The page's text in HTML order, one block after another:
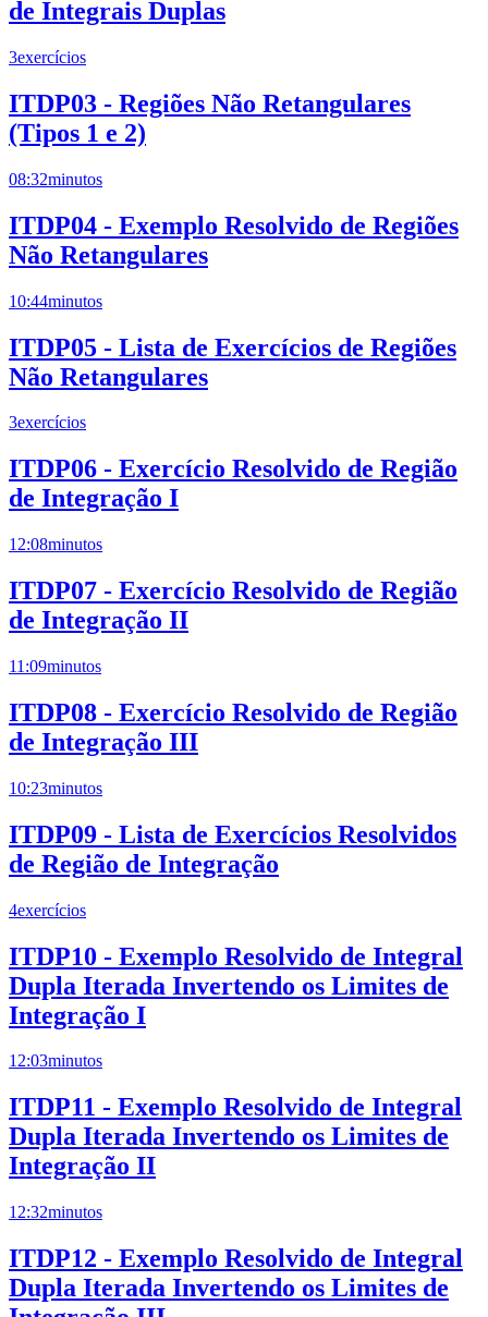
de Integrais Duplas
3exercícios
ITDP03 - Regiões Não Retangulares
(Tipos 1 e 2)
08:32minutos
ITDP04 - Exemplo Resolvido de Regiões
Não Retangulares
10:44minutos
ITDP05 - Lista de Exercícios de Regiões
Não Retangulares
3exercícios
ITDP06 - Exercício Resolvido de Região
de Integração I
12:08minutos
ITDP07 - Exercício Resolvido de Região
de Integração II
11:09minutos
ITDP08 - Exercício Resolvido de Região
de Integração III
10:23minutos
ITDP09 - Lista de Exercícios Resolvidos
de Região de Integração
4exercícios
ITDP10 - Exemplo Resolvido de Integral
Dupla Iterada Invertendo os Limites de
Integração I
12:03minutos
ITDP11 - Exemplo Resolvido de Integral
Dupla Iterada Invertendo os Limites de
Integração II
12:32minutos
ITDP12 - Exemplo Resolvido de Integral
Dupla Iterada Invertendo os Limites de